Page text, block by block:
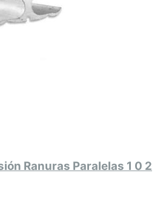
Ranuras Paralelas 1 0 2